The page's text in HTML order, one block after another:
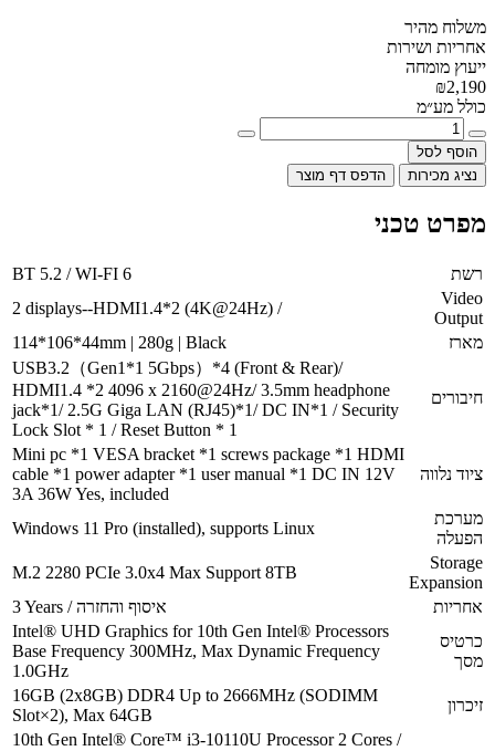
משלוח מהיר
אחריות ושירות
ייעוץ מומחה
₪2,190
כולל מע״מ
הוסף לסל
נציג מכירות
הדפס דף מוצר
מפרט טכני
רשת
BT 5.2 / WI-FI 6
Video
Output
2 displays--HDMI1.4*2 (4K@24Hz) /
מארז
114*106*44mm | 280g | Black
חיבורים
USB3.2（Gen1*1 5Gbps）*4 (Front & Rear)/
HDMI1.4 *2 4096 x 2160@24Hz/ 3.5mm headphone
jack*1/ 2.5G Giga LAN (RJ45)*1/ DC IN*1 / Security
Lock Slot * 1 / Reset Button * 1
ציוד נלווה
Mini pc *1 VESA bracket *1 screws package *1 HDMI
cable *1 power adapter *1 user manual *1 DC IN 12V
3A 36W Yes, included
מערכת
הפעלה
Windows 11 Pro (installed), supports Linux
Storage
Expansion
M.2 2280 PCIe 3.0x4 Max Support 8TB
אחריות
3 Years / איסוף והחזרה
כרטיס
מסך
Intel® UHD Graphics for 10th Gen Intel® Processors
Base Frequency 300MHz, Max Dynamic Frequency
1.0GHz
זיכרון
16GB (2x8GB) DDR4 Up to 2666MHz (SODIMM
Slot×2), Max 64GB
10th Gen Intel® Core™ i3-10110U Processor 2 Cores /